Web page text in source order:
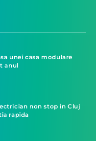
unei casa modulare
anul
non stop in Cluj
rapida